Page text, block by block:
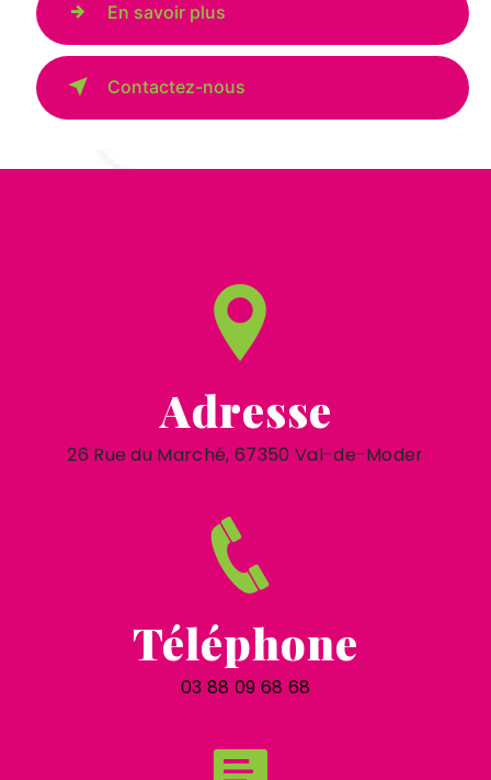
En savoir plus
Contactez-nous
Adresse
26 Rue du Marché, 67350 Val-de-Moder
Téléphone
03 88 09 68 68